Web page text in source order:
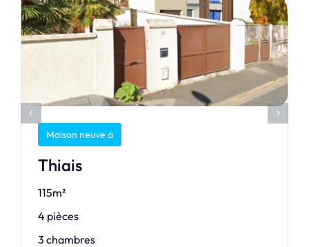
Maison neuve à
Thiais
115m²
4 pièces
3 chambres